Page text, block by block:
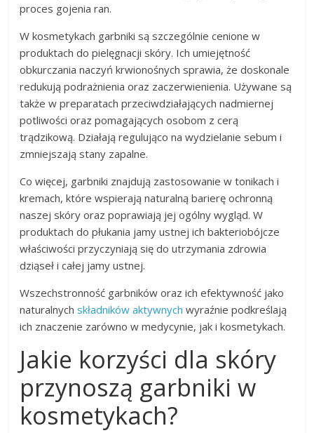
proces gojenia ran.
W kosmetykach garbniki są szczególnie cenione w
produktach do pielęgnacji skóry. Ich umiejętność
obkurczania naczyń krwionośnych sprawia, że doskonale
redukują podrażnienia oraz zaczerwienienia. Używane są
także w preparatach przeciwdziałających nadmiernej
potliwości oraz pomagających osobom z cerą
trądzikową. Działają regulująco na wydzielanie sebum i
zmniejszają stany zapalne.
Co więcej, garbniki znajdują zastosowanie w tonikach i
kremach, które wspierają naturalną barierę ochronną
naszej skóry oraz poprawiają jej ogólny wygląd. W
produktach do płukania jamy ustnej ich bakteriobójcze
właściwości przyczyniają się do utrzymania zdrowia
dziąseł i całej jamy ustnej.
Wszechstronność garbników oraz ich efektywność jako
naturalnychskładników aktywnych wyraźnie podkreślają
ich znaczenie zarówno w medycynie, jak i kosmetykach.
Jakie korzyści dla skóry
przynoszą garbniki w
kosmetykach?